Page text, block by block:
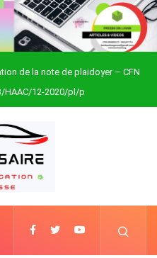
de la note de plaidoyer – CFN
Togo
HAAC/12-2020/pl/p